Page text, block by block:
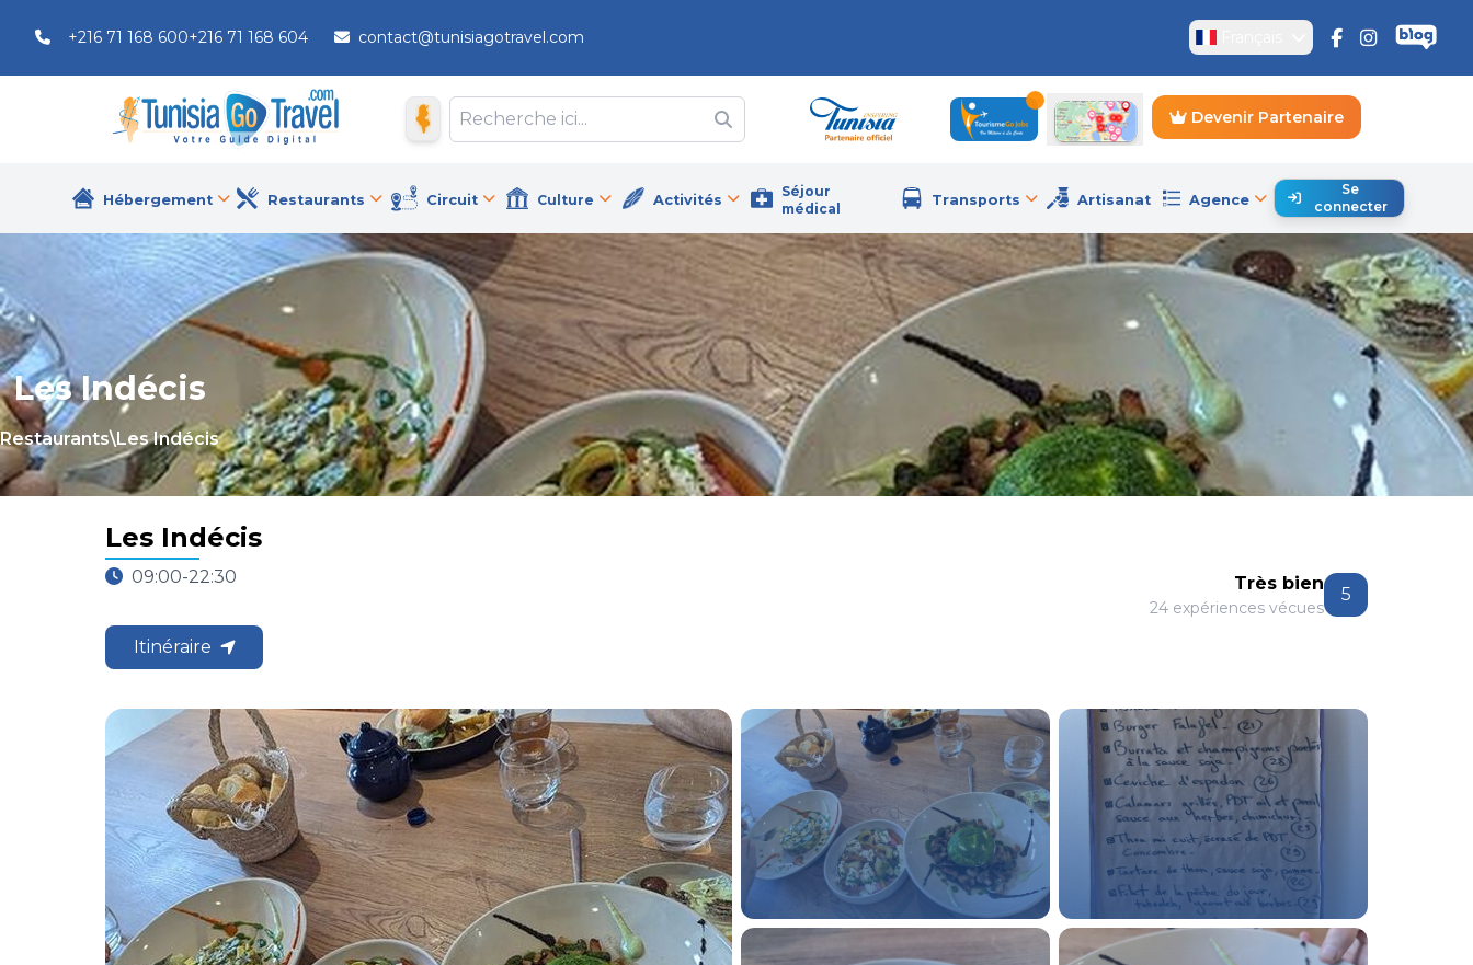
+216 71 168 600+216 71 168 604 contact@tunisiagotravel.com
Devenir Partenaire
Hébergement Restaurants Circuit Culture Activités
Séjour
médical
Transports Artisanat Agence
Se
connecter
Les Indécis
Restaurants\Les Indécis
Les Indécis
09:00-22:30
Itinéraire
Très bien
24 expériences vécues
5